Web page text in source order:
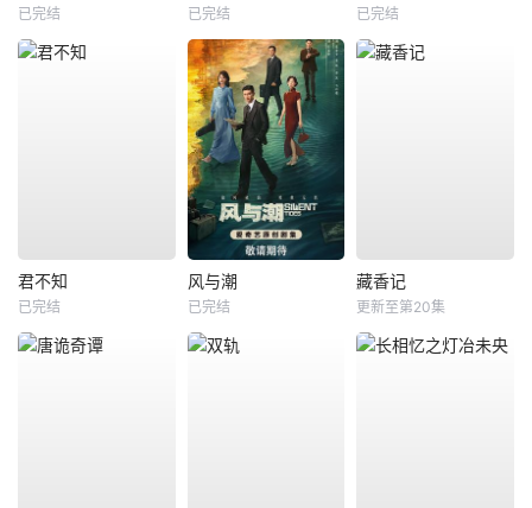
已完结 已完结 已完结
君不知
已完结
风与潮
已完结
藏香记
更新至第20集